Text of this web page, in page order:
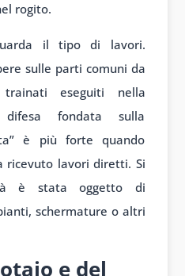
rogito.
il tipo di lavori.
sulle parti comuni da
eseguiti nella
fondata sulla
è più forte quando
ricevuto lavori diretti. Si
è stata oggetto di
schermature o altri
e del